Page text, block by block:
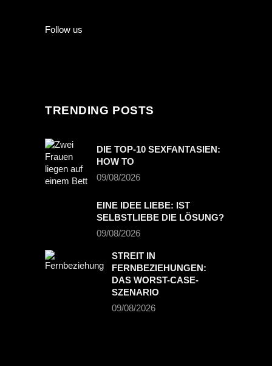
Follow us
TRENDING POSTS
DIE TOP-10 SEXFANTASIEN:
HOW TO
09/08/2026
EINE IDEE LIEBE: IST
SELBSTLIEBE DIE LÖSUNG?
09/08/2026
STREIT IN
FERNBEZIEHUNGEN:
DAS WORST-CASE-
SZENARIO
09/08/2026